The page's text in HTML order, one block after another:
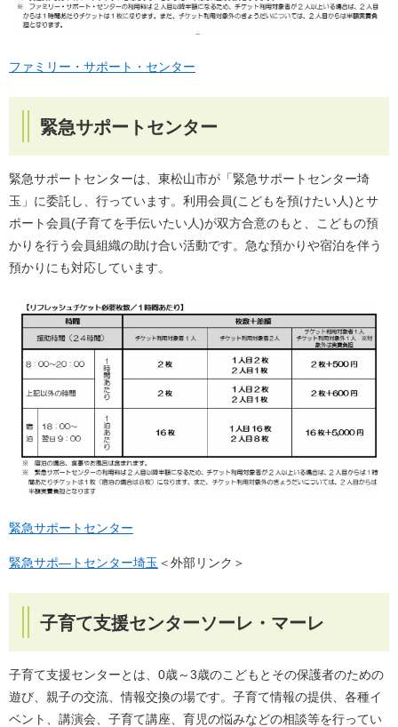
ファミリー・サポート・センター
緊急サポートセンター
緊急サポートセンターは、東松山市が「緊急サポートセンター埼
玉」に委託し、行っています。利用会員(こどもを預けたい人)とサ
ポート会員(子育てを手伝いたい人)が双方合意のもと、こどもの預
かりを行う会員組織の助け合い活動です。急な預かりや宿泊を伴う
預かりにも対応しています。
緊急サポートセンター
緊急サポ―トセンター埼玉 ＜外部リンク＞
子育て支援センターソーレ・マーレ
子育て支援センターとは、0歳～3歳のこどもとその保護者のための
遊び、親子の交流、情報交換の場です。子育て情報の提供、各種イ
ベント、講演会、子育て講座、育児の悩みなどの相談等を行ってい